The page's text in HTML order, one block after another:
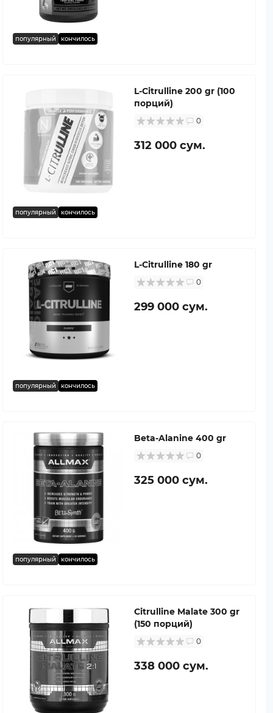
популярный кончилось
популярный кончилось
L-Citrulline 200 gr (100
порций)
0
312 000 сум.
популярный кончилось
L-Citrulline 180 gr
0
299 000 сум.
популярный кончилось
Beta-Alanine 400 gr
0
325 000 сум.
Citrulline Malate 300 gr
(150 порций)
0
338 000 сум.